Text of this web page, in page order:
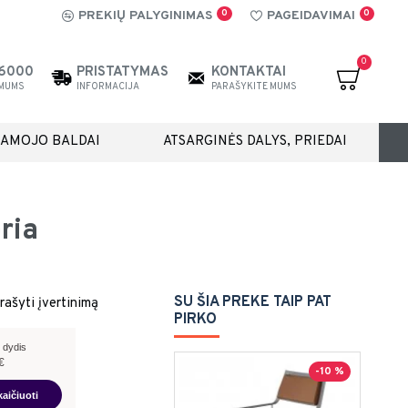
PREKIŲ PALYGINIMAS 0 PAGEIDAVIMAI 0
PRISTATYMAS
INFORMACIJA
KONTAKTAI
PARAŠYKITE MUMS
0
BALDAI ATSARGINĖS DALYS, PRIEDAI
įvertinimą
dydis
SU ŠIA PREKE TAIP PAT
PIRKO
-10 %